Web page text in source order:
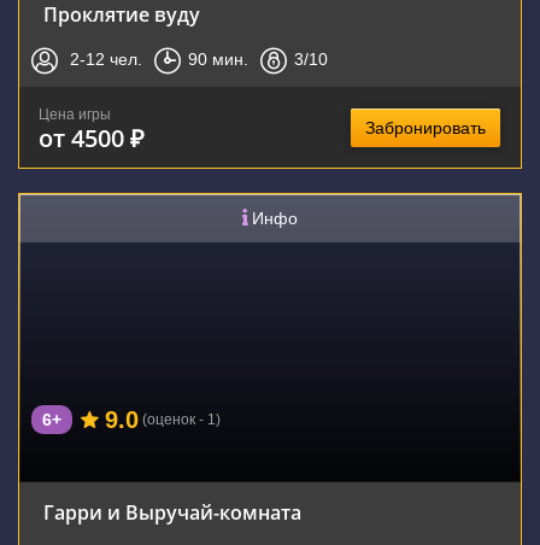
Проклятие вуду
2-12 чел. 90 мин. 3/10
Цена игры
от 4500 ₽ Забронировать
Инфо
6+ 9.0 (оценок - 1)
Гарри и Выручай-комната